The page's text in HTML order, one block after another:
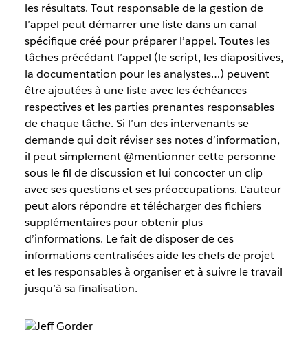
les résultats. Tout responsable de la gestion de
l’appel peut démarrer une liste dans un canal
spécifique créé pour préparer l’appel. Toutes les
tâches précédant l’appel (le script, les diapositives,
la documentation pour les analystes…) peuvent
être ajoutées à une liste avec les échéances
respectives et les parties prenantes responsables
de chaque tâche. Si l’un des intervenants se
demande qui doit réviser ses notes d’information,
il peut simplement @mentionner cette personne
sous le fil de discussion et lui concocter un clip
avec ses questions et ses préoccupations. L’auteur
peut alors répondre et télécharger des fichiers
supplémentaires pour obtenir plus
d’informations. Le fait de disposer de ces
informations centralisées aide les chefs de projet
et les responsables à organiser et à suivre le travail
jusqu’à sa finalisation.